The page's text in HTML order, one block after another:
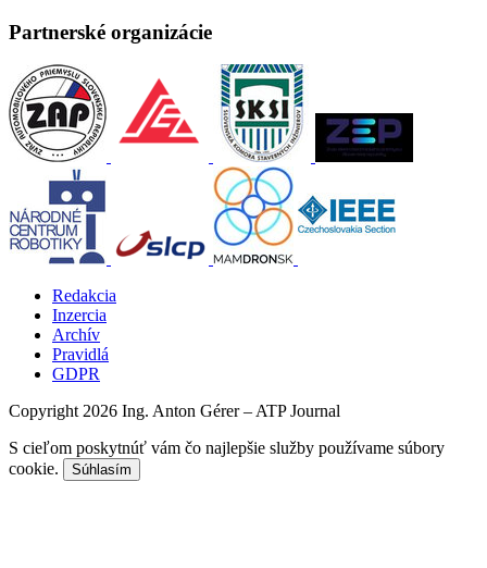
Partnerské organizácie
Redakcia
Inzercia
Archív
Pravidlá
GDPR
Copyright 2026 Ing. Anton Gérer – ATP Journal
S cieľom poskytnúť vám čo najlepšie služby používame súbory
cookie.
Súhlasím